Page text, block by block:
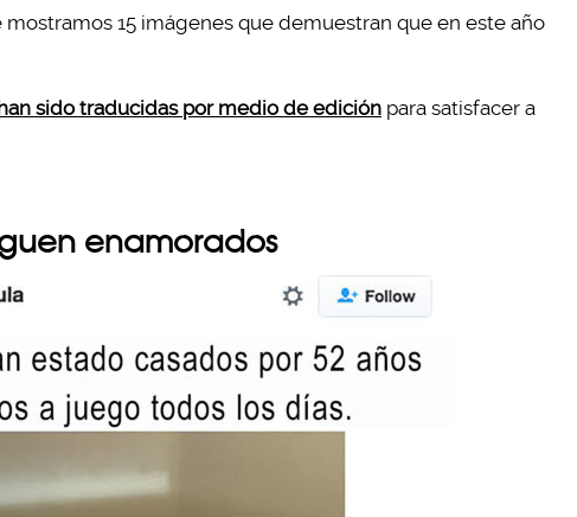
mostramos 15 imágenes que demuestran que en este año
sido traducidas por medio de edición para satisfacer a
enamorados